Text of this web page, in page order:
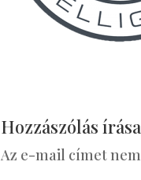
Hozzászólás írása
Az e-mail címet